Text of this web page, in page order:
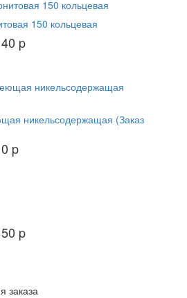
150 кольцевая
p
никельсодержащая (Заказ
p
p
заказа